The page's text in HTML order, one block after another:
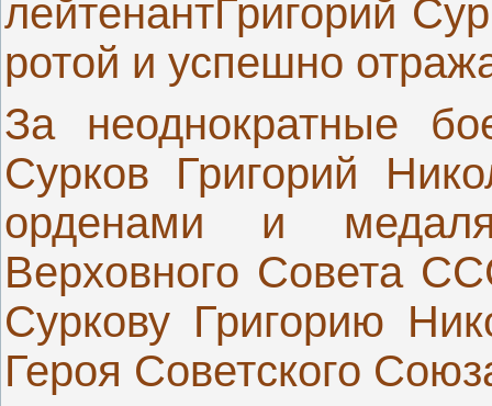
лейтенантГригорий
ротой и успешно
За неоднократные
Сурков Григорий
орденами и
Верховного Совета
Суркову Григорию
Героя Советского